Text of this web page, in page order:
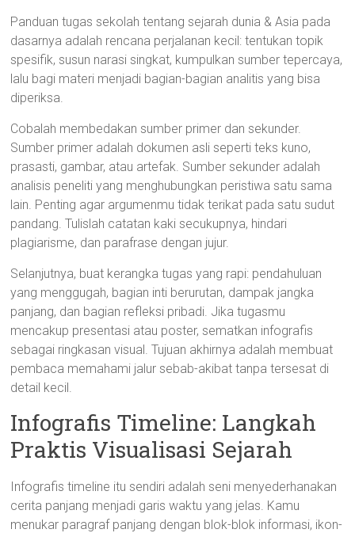
Panduan tugas sekolah tentang sejarah dunia & Asia pada
dasarnya adalah rencana perjalanan kecil: tentukan topik
spesifik, susun narasi singkat, kumpulkan sumber tepercaya,
lalu bagi materi menjadi bagian-bagian analitis yang bisa
diperiksa.
Cobalah membedakan sumber primer dan sekunder.
Sumber primer adalah dokumen asli seperti teks kuno,
prasasti, gambar, atau artefak. Sumber sekunder adalah
analisis peneliti yang menghubungkan peristiwa satu sama
lain. Penting agar argumenmu tidak terikat pada satu sudut
pandang. Tulislah catatan kaki secukupnya, hindari
plagiarisme, dan parafrase dengan jujur.
Selanjutnya, buat kerangka tugas yang rapi: pendahuluan
yang menggugah, bagian inti berurutan, dampak jangka
panjang, dan bagian refleksi pribadi. Jika tugasmu
mencakup presentasi atau poster, sematkan infografis
sebagai ringkasan visual. Tujuan akhirnya adalah membuat
pembaca memahami jalur sebab-akibat tanpa tersesat di
detail kecil.
Infografis Timeline: Langkah
Praktis Visualisasi Sejarah
Infografis timeline itu sendiri adalah seni menyederhanakan
cerita panjang menjadi garis waktu yang jelas. Kamu
menukar paragraf panjang dengan blok-blok informasi, ikon-